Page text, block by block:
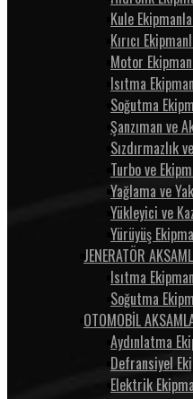
Kule
Kırıcı
Motor
Isıtma
Soğutma
Şanzıman ve
Sızdırmazlık
Turbo ve
Yağlama ve
Yükleyici ve
Yürüyüş
JENERATÖR
Isıtma
Soğutma
OTOMOBİL
Aydınlatma
Defransiyel
Elektrik